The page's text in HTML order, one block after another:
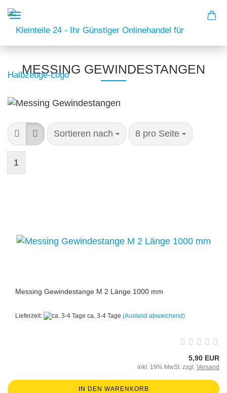
MESSING GEWINDESTANGEN
Sortieren nach 8 pro Seite
1
Messing Gewindestange M 2 Länge 1000 mm
Lieferzeit: ca. 3-4 Tage (Ausland abweichend)
5,90 EUR
inkl. 19% MwSt. zzgl. Versand
IN DEN WARENKORB